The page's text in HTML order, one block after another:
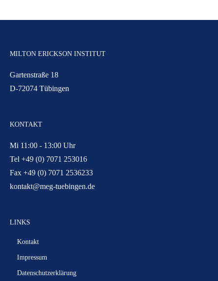
MILTON ERICKSON INSTITUT
Gartenstraße 18
D-72074 Tübingen
KONTAKT
Mi 11:00 - 13:00 Uhr
Tel +49 (0) 7071 253016
Fax +49 (0) 7071 2536233
kontakt@meg-tuebingen.de
LINKS
Kontakt
Impressum
Datenschutzerklärung